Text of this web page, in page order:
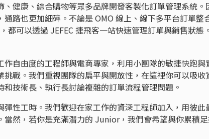
健康、綜合購物等眾多品牌開發客製化訂單管理系統。
路也更加細碎。不論是 OMO 線上、線下多平台訂單整
都可以透過 JEFEC 捷飛客一站快速管理訂單與銷售狀態。
自由度的工程師與電商專家，利用小團隊的敏捷快跑與
戰。我們重視團隊的扁平與開放性，在這裡你可以吸收
技術長、執行長討論複雜的訂單流程管理問題。
彈性工時。我們歡迎在家工作的資深工程師加入，用彼此
當然，若你是充滿潛力的 Junior，我們會希望與你累積